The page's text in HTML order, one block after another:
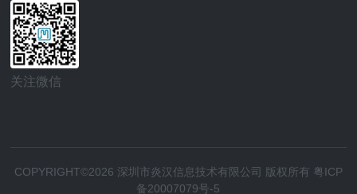
关注微信
COPYRIGHT©2026 深圳市炎汉信息技术有限公司 版权所有 粤ICP
备20007079号-5